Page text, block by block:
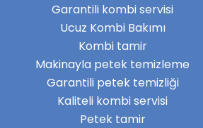
Garantili kombi servisi
Ucuz Kombi Bakımı
Kombi tamir
Makinayla petek temizleme
Garantili petek temizliği
Kaliteli kombi servisi
Petek tamir